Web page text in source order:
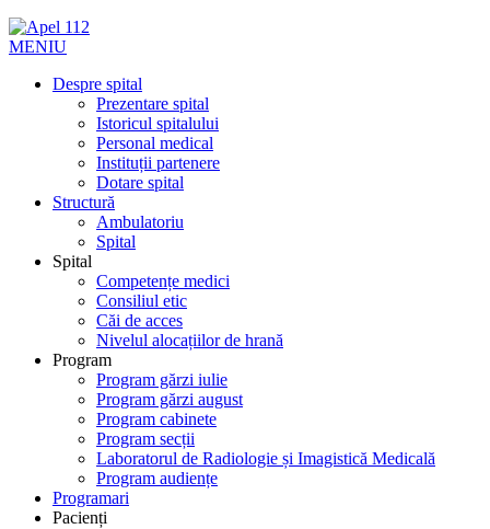
MENIU
Despre spital
Prezentare spital
Istoricul spitalului
Personal medical
Instituții partenere
Dotare spital
Structură
Ambulatoriu
Spital
Spital
Competențe medici
Consiliul etic
Căi de acces
Nivelul alocațiilor de hrană
Program
Program gărzi iulie
Program gărzi august
Program cabinete
Program secții
Laboratorul de Radiologie și Imagistică Medicală
Program audiențe
Programari
Pacienți